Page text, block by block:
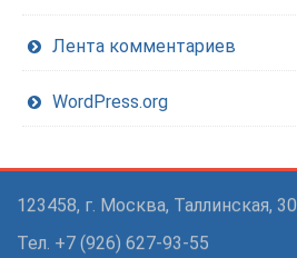
Лента комментариев
WordPress.org
123458, г. Москва, Таллинская, 30
Тел. +7 (926) 627-93-55